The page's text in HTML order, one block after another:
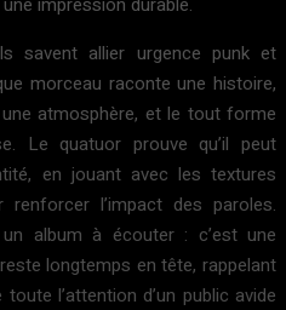
savent allier urgence punk et
morceau raconte une histoire,
atmosphère, et le tout forme
Le quatuor prouve qu’il peut
en jouant avec les textures
l’impact des paroles.
album à écouter : c’est une
longtemps en tête, rappelant
l’attention d’un public avide